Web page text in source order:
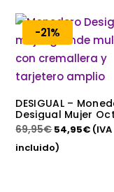
-21%
DESIGUAL –
Desigual Mujer
Pia Grande
69,95€54,95€ (IVA
incluido)